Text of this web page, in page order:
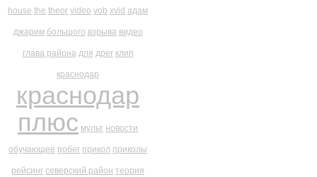
house the theor video vob xvid адам
джарим большого взрыва видео
глава района для дрег клип
краснодар
краснодар
плюс мульт новости
обучающее побег прикол приколы
рейсинг северский район теория